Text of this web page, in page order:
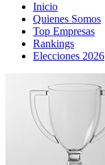
Inicio
Quienes Somos
Top Empresas
Rankings
Elecciones 2026